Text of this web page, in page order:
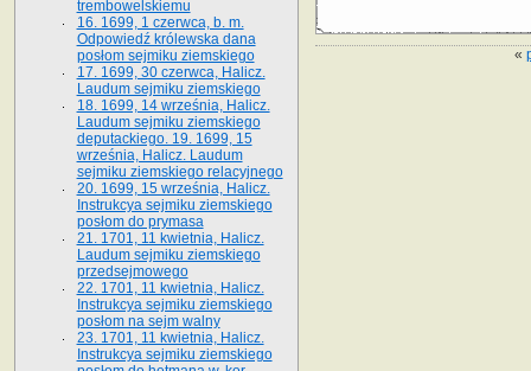
«
trembowelskiemu
16. 1699, 1 czerwca, b. m.
Odpowiedź królewska dana
posłom sejmiku ziemskiego
17. 1699, 30 czerwca, Halicz.
Laudum sejmiku ziemskiego
18. 1699, 14 września, Halicz.
Laudum sejmiku ziemskiego
deputackiego. 19. 1699, 15
września, Halicz. Laudum
sejmiku ziemskiego relacyjnego
20. 1699, 15 września, Halicz.
Instrukcya sejmiku ziemskiego
posłom do prymasa
21. 1701, 11 kwietnia, Halicz.
Laudum sejmiku ziemskiego
przedsejmowego
22. 1701, 11 kwietnia, Halicz.
Instrukcya sejmiku ziemskiego
posłom na sejm walny
23. 1701, 11 kwietnia, Halicz.
Instrukcya sejmiku ziemskiego